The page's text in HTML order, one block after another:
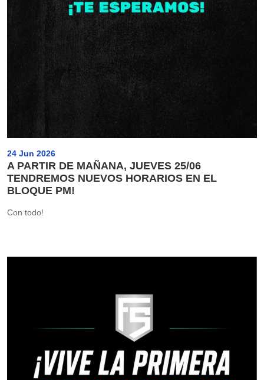
24 Jun 2026
A PARTIR DE MAÑANA, JUEVES 25/06
TENDREMOS NUEVOS HORARIOS EN EL
BLOQUE PM!
Con todo!